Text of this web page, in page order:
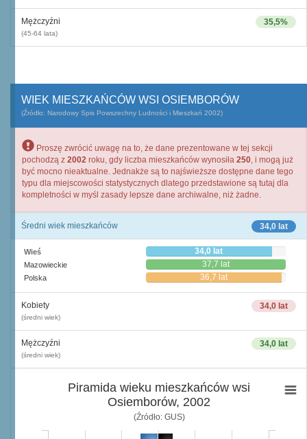
35,5%
Mężczyźni
(45-64 lata)
WIEK MIESZKAŃCÓW WSI OSIEMBORÓW
(Źródło: Narodowy Spis Powszechny Ludności i Mieszkań 2002)
Proszę zwrócić uwagę na to, że dane prezentowane w tej sekcji
pochodzą z 2002 roku, gdy liczba mieszkańców wynosiła 250, i mogą już
być mocno nieaktualne. Jednakże są to najświeższe dostępne dane tego
typu dla miejscowości statystycznych dlatego przedstawione są tutaj dla
kompletności w myśl zasady lepsze dane archiwalne, niż żadne.
34,0 lat
Średni wiek mieszkańców
Wieś 34,0 lat
Mazowieckie 37,7 lat
Polska 36,7 lat
34,0 lat
Kobiety
(średni wiek)
34,0 lat
Mężczyźni
(średni wiek)
Piramida wieku mieszkańców wsi
Osiemborów, 2002
(Źródło: GUS)